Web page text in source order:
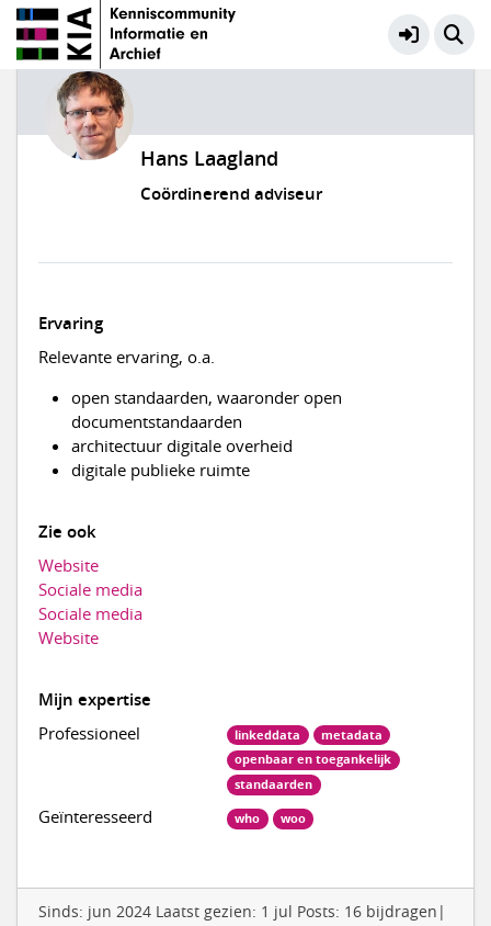
Hans Laagland
Coördinerend adviseur
Ervaring
Relevante ervaring, o.a.
open standaarden, waaronder open
documentstandaarden
architectuur digitale overheid
digitale publieke ruimte
Zie ook
Website
Sociale media
Sociale media
Website
Mijn expertise
Professioneel linkeddata
metadata
openbaar en toegankelijk
standaarden
Geïnteresseerd who woo
Sinds: jun 2024 Laatst gezien: 1 jul Posts: 16 bijdragen|